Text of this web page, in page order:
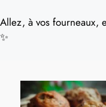
Allez, à vos fourneaux,
✨